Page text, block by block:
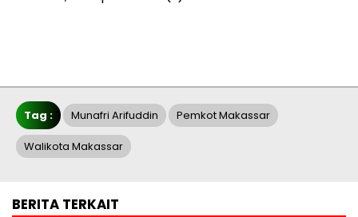
Tag : Munafri Arifuddin Pemkot Makassar
Walikota Makassar
BERITA TERKAIT